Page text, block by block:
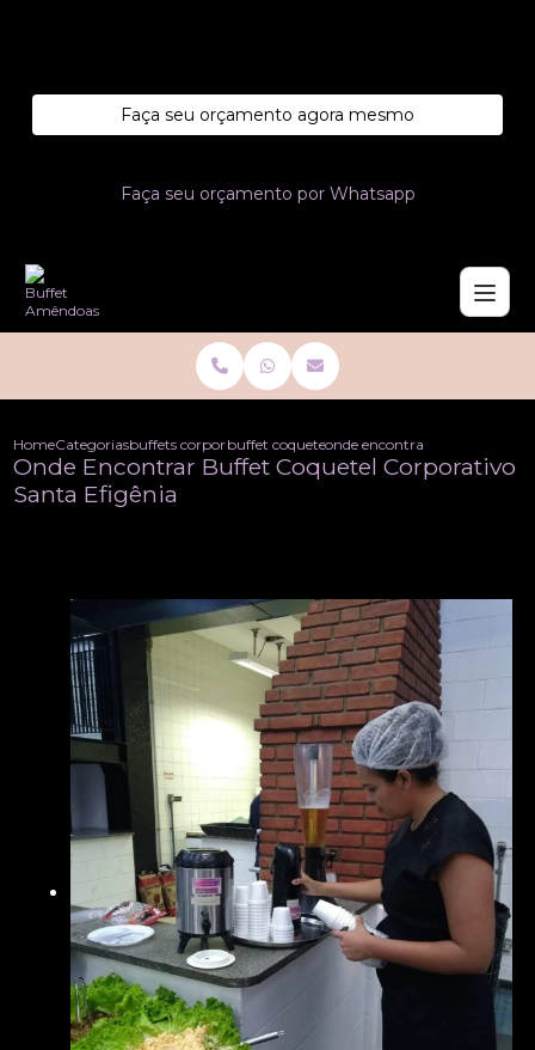
Faça seu orçamento agora mesmo
Faça seu orçamento por Whatsapp
HomeCategoriasbuffets corporativobuffet coquetel corporativo
onde encontrar buffet
Onde Encontrar Buffet Coquetel Corporativo
Santa Efigênia